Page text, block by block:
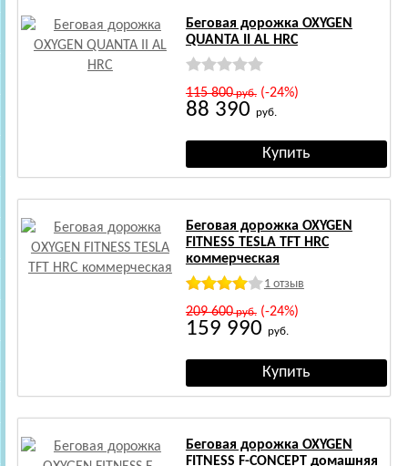
Беговая дорожка OXYGEN
QUANTA II AL HRC
115 800руб.(-24%)
88 390 руб.
Беговая дорожка OXYGEN
FITNESS TESLA TFT HRC
коммерческая
1 отзыв
209 600руб.(-24%)
159 990 руб.
Беговая дорожка OXYGEN
FITNESS F-CONCEPT домашняя